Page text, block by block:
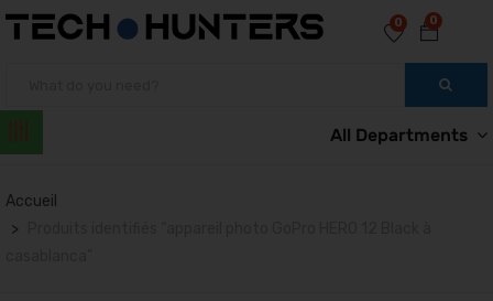
0
0
All Departments
Accueil